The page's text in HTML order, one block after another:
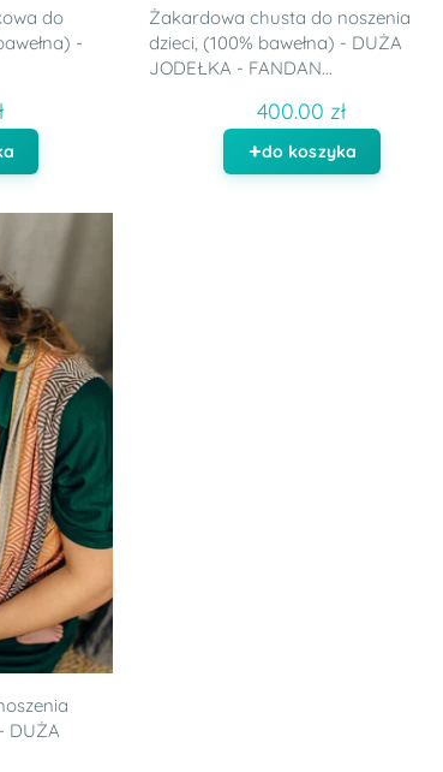
do
-
Żakardowa chusta do noszenia
dzieci, (100% bawełna) - DUŻA
JODEŁKA - FANDAN...
400.00 zł
do koszyka
DUŻA